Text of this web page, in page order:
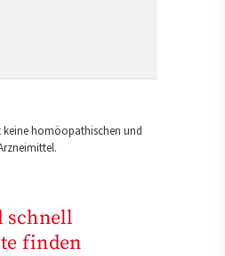
keine homöopathischen und
schnell
finden